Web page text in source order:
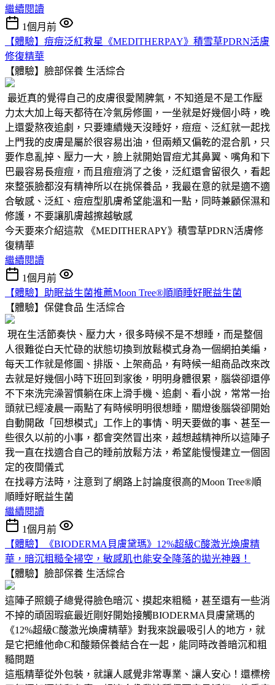
繼續閱讀
1個月前
【體驗】痘痘泛紅救星《MEDITHERPAY》積雪草PDRN活膚
修復精華
【體驗】臉部保養 生活綜合
最近真的覺得自己的皮膚很愛鬧脾氣，不知道是不是工作壓
力太大加上每天都待在冷氣房修圖，一坐就是好幾個小時，晚
上還愛熬夜追劇，只要連續幾天沒睡好，痘痘、泛紅就一起找
上門我的皮膚是屬於很容易出油，但兩頰又偏乾的混合肌，只
要作息亂掉、壓力一大，臉上就開始冒痘尤其鼻翼、嘴角和下
巴最容易長痘痘，而且痘痘消了之後，泛紅還會留很久，看起
來整張臉都沒有精神所以在挑保養品，我最在意的就是適不適
合敏感、泛紅、痘痘型肌膚希望能溫和一點，同時兼顧保濕和
修護，不要讓肌膚越擦越敏感
今天要來介紹這款 《MEDITHERAPY》積雪草PDRN活膚修
復精華
繼續閱讀
1個月前
【體驗】助眠益生菌推薦Moon Tree®順順睡好眠益生菌
【體驗】保健食品 生活綜合
現在生活節奏快、壓力大，很多時候不是不想睡，而是整個
人很難從白天忙碌的狀態切換到放鬆模式身為一個網拍美編，
每天工作就是修圖、排版、上架商品，有時候一組商品改來改
去就是好幾個小時下班回到家後，明明身體很累，腦袋卻還停
不下來洗完澡習慣躺在床上滑手機、追劇、看小說，常常一抬
頭就已經凌晨一兩點了有時候明明很想睡，關燈後腦袋卻開始
自動開啟「回想模式」工作上的事情、明天要做的事、甚至一
些很久以前的小事，都會突然冒出來，越想越精神所以這陣子
我一直在找適合自己的睡前放鬆方法，希望能慢慢建立一個固
定的夜間儀式
在找尋方法時，注意到了網路上討論度很高的Moon Tree®順
順睡好眠益生菌
繼續閱讀
1個月前
【體驗】《BIODERMA貝膚黛瑪》12%超級C酸激光煥膚精
華，暗沉粗糙全掃空，敏感肌也能安全降落的拋光神器！
【體驗】臉部保養 生活綜合
這陣子照鏡子總覺得臉色暗沉、摸起來粗糙，甚至還有一些消
不掉的頑固瑕疵最近剛好開始接觸BIODERMA貝膚黛瑪的
《12%超級C酸激光煥膚精華》對我來說最吸引人的地方，就
是它把維他命C和酸類保養結合在一起，能同時改善暗沉和粗
糙問題
這瓶精華從外包裝，就讓人感覺非常專業、讓人安心！還標榜